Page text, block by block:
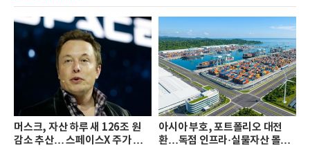
머스크, 자산 하루 새 126조 원
감소 추산… 스페이스X 주가 하
아시아 부호, 포트폴리오 대전
환…독점 인프라·실물자산 몰린